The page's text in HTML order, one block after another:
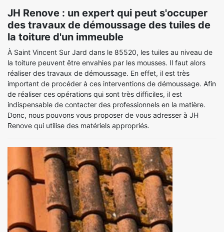
JH Renove : un expert qui peut s'occuper
des travaux de démoussage des tuiles de
la toiture d'un immeuble
À Saint Vincent Sur Jard dans le 85520, les tuiles au niveau de
la toiture peuvent être envahies par les mousses. Il faut alors
réaliser des travaux de démoussage. En effet, il est très
important de procéder à ces interventions de démoussage. Afin
de réaliser ces opérations qui sont très difficiles, il est
indispensable de contacter des professionnels en la matière.
Donc, nous pouvons vous proposer de vous adresser à JH
Renove qui utilise des matériels appropriés.